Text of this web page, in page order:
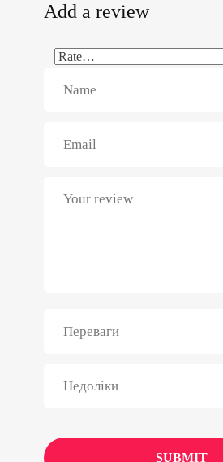
Add a review